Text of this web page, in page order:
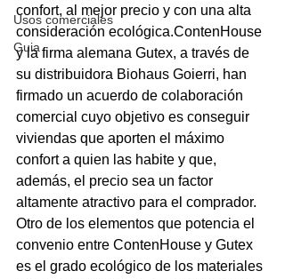
Usos comerciales
Guia
confort, al mejor precio y con una alta
consideración ecológica.ContenHouse
y la firma alemana Gutex, a través de
su distribuidora Biohaus Goierri, han
firmado un acuerdo de colaboración
comercial cuyo objetivo es conseguir
viviendas que aporten el máximo
confort a quien las habite y que,
además, el precio sea un factor
altamente atractivo para el comprador.
Otro de los elementos que potencia el
convenio entre ContenHouse y Gutex
es el grado ecológico de los materiales